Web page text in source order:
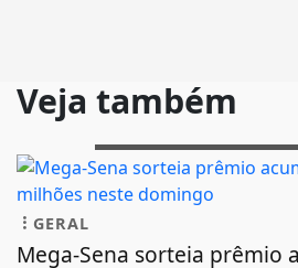
Veja também
GERAL
Mega-Sena sorteia prêmio